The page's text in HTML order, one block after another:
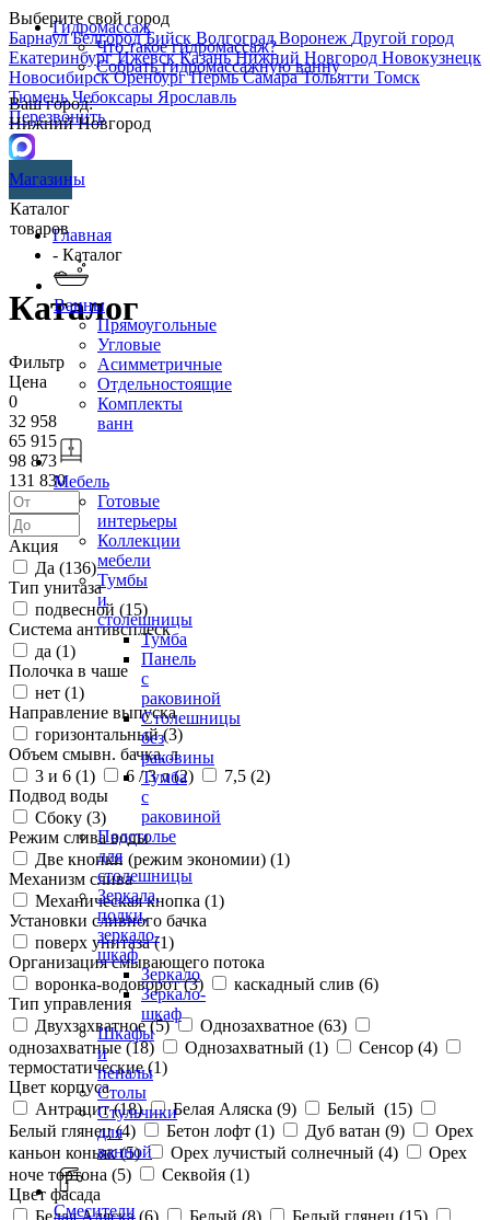
Выберите свой город
БарнаулБелгородБийск ВолгоградВоронеж Другой город
ЕкатеринбургИжевскКазаньНижний Новгород Новокузнецк
НовосибирскОренбургПермьСамараТольятти Томск
ТюменьЧебоксары Ярославль
Перезвонить
Гидромассаж
Что такое гидромассаж?
Собрать гидромассажную ванну
Ваш город:
Нижний Новгород
Магазины
Каталог
товаров
Ванны
Прямоугольные
Угловые
Асимметричные
Отдельностоящие
Комплекты
ванн
Мебель
Готовые
интерьеры
Коллекции
мебели
Тумбы
и
столешницы
Тумба
Панель
с
раковиной
Столешницы
без
раковины
Тумба
с
раковиной
Подстолье
для
столешницы
Зеркала,
полки,
зеркало-
шкаф
Зеркало
Зеркало-
шкаф
Шкафы
и
пеналы
Столы
Стульчики
для
ванной
Смесители
Главная
- Каталог
Каталог
Фильтр
Цена
0
32 958
65 915
98 873
131 830
Акция
Да (136)
Тип унитаза
подвесной (15)
Система антивсплеск
да (1)
Полочка в чаше
нет (1)
Направление выпуска
горизонтальный (3)
Объем смывн. бачка, л
3 и 6 (1) 6 / 3 л (2) 7,5 (2)
Подвод воды
Сбоку (3)
Режим слива воды
Две кнопки (режим экономии) (1)
Механизм слива
Механическая кнопка (1)
Установки сливного бачка
поверх унитаза (1)
Организация смывающего потока
воронка-водоворот (3) каскадный слив (6)
Тип управления
Двухзахватное (5) Однозахватное (63)
однозахватные (18) Однозахватный (1) Сенсор (4)
термостатические (1)
Цвет корпуса
Антрацит (18) Белая Аляска (9) Белый (15)
Белый глянец (4) Бетон лофт (1) Дуб ватан (9)
Орех
каньон коньяк (5) Орех лучистый солнечный (4)
Орех
ноче тортона (5) Секвойя (1)
Цвет фасада
Белая Аляска (6) Белый (8) Белый глянец (15)